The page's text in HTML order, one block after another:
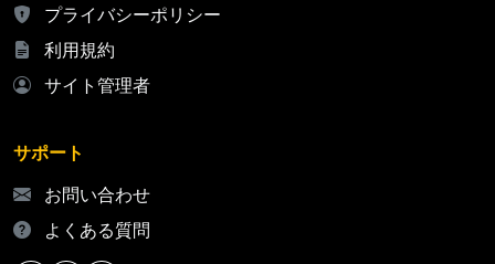
プライバシーポリシー
利用規約
サイト管理者
サポート
お問い合わせ
よくある質問